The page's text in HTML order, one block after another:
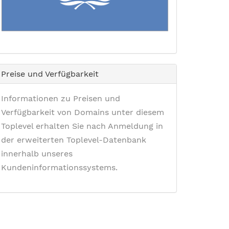
Preise und Verfügbarkeit
Informationen zu Preisen und
Verfügbarkeit von Domains unter diesem
Toplevel erhalten Sie nach Anmeldung in
der erweiterten Toplevel-Datenbank
innerhalb unseres
Kundeninformationssystems.